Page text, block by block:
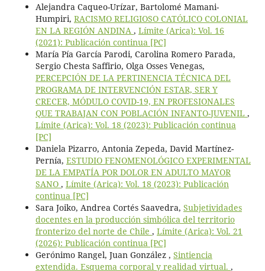
Alejandra Caqueo-Urízar, Bartolomé Mamani-
Humpiri, RACISMO RELIGIOSO CATÓLICO COLONIAL
EN LA REGIÓN ANDINA , Límite (Arica): Vol. 16
(2021): Publicación continua [PC]
María Pía García Parodi, Carolina Romero Parada,
Sergio Chesta Saffirio, Olga Osses Venegas,
PERCEPCIÓN DE LA PERTINENCIA TÉCNICA DEL
PROGRAMA DE INTERVENCIÓN ESTAR, SER Y
CRECER, MÓDULO COVID-19, EN PROFESIONALES
QUE TRABAJAN CON POBLACIÓN INFANTO-JUVENIL ,
Límite (Arica): Vol. 18 (2023): Publicación continua
[PC]
Daniela Pizarro, Antonia Zepeda, David Martínez-
Pernía, ESTUDIO FENOMENOLÓGICO EXPERIMENTAL
DE LA EMPATÍA POR DOLOR EN ADULTO MAYOR
SANO , Límite (Arica): Vol. 18 (2023): Publicación
continua [PC]
Sara Joiko, Andrea Cortés Saavedra, Subjetividades
docentes en la producción simbólica del territorio
fronterizo del norte de Chile , Límite (Arica): Vol. 21
(2026): Publicación continua [PC]
Gerónimo Rangel, Juan González , Sintiencia
extendida. Esquema corporal y realidad virtual. ,